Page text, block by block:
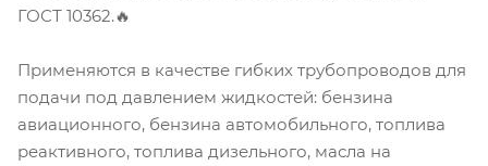
ГОСТ 10362.🔥
Применяются в качестве гибких трубопроводов для
подачи под давлением жидкостей: бензина
авиационного, бензина автомобильного, топлива
реактивного, топлива дизельного, масла на